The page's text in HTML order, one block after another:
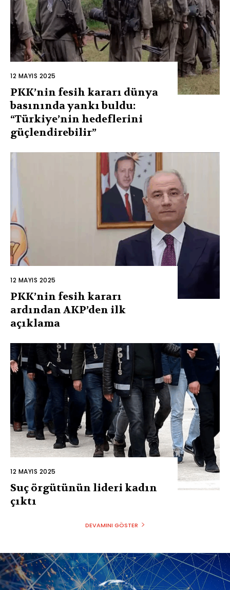
12 MAYIS 2025
PKK’nin fesih kararı dünya
basınında yankı buldu:
“Türkiye’nin hedeflerini
güçlendirebilir”
12 MAYIS 2025
PKK’nin fesih kararı
ardından AKP’den ilk
açıklama
12 MAYIS 2025
Suç örgütünün lideri kadın
çıktı
DEVAMINI GÖSTER